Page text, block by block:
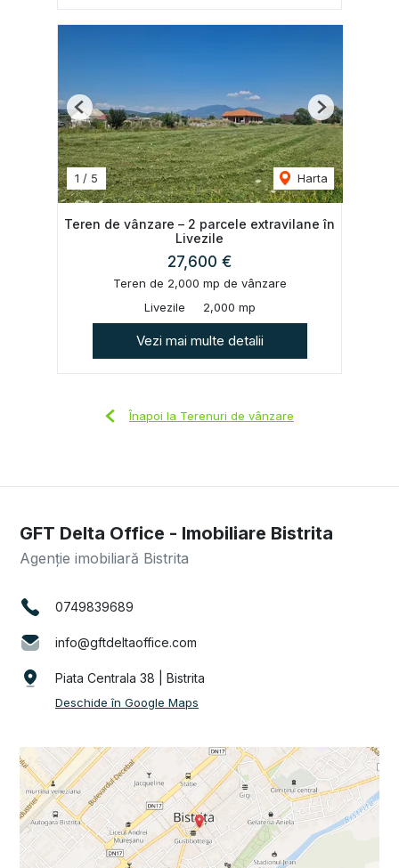
1 / 5 Harta
Previous Next
Teren de vânzare – 2 parcele extravilane în
Livezile
27,600 €
Teren de 2,000 mp de vânzare
Livezile
2,000 mp
Vezi mai multe detalii
Înapoi la Terenuri de vânzare
GFT Delta Office - Imobiliare Bistrita
Agenție imobiliară Bistrita
0749839689
info@gftdeltaoffice.com
Piata Centrala 38 | Bistrita
Deschide în Google Maps